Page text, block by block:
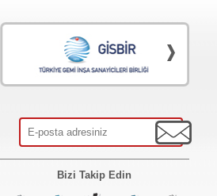
Bizi Takip Edin